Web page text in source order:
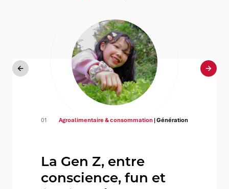
01 Agroalimentaire & consommation | Génération
La Gen Z, entre
conscience, fun et